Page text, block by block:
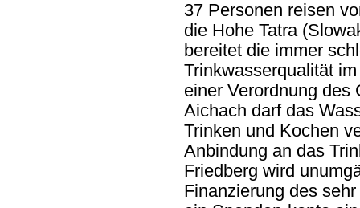
37 Personen reisen
die Hohe Tatra
bereitet die immer
Trinkwasserqualität
einer Verordnung des
Aichach darf das
Trinken und Kochen
Anbindung an das
Friedberg wird
Finanzierung des